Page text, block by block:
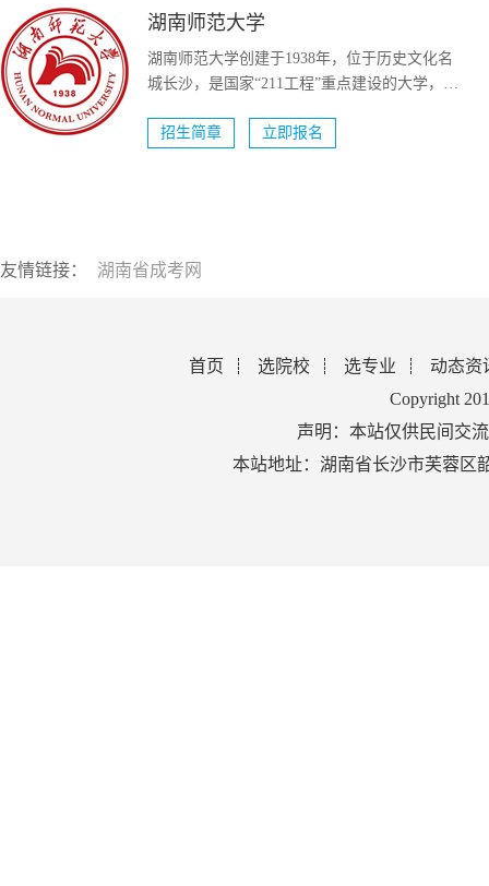
湖南师范大学
湖南师范大学创建于1938年，位于历史文化名
城长沙，是国家“211工程”重点建设的大学，国
招生简章
立即报名
友情链接： 湖南省成考网
首页 选院校 选专业
动态资
Copyright
声明：本站仅供民间交
本站地址：湖南省长沙市芙蓉区